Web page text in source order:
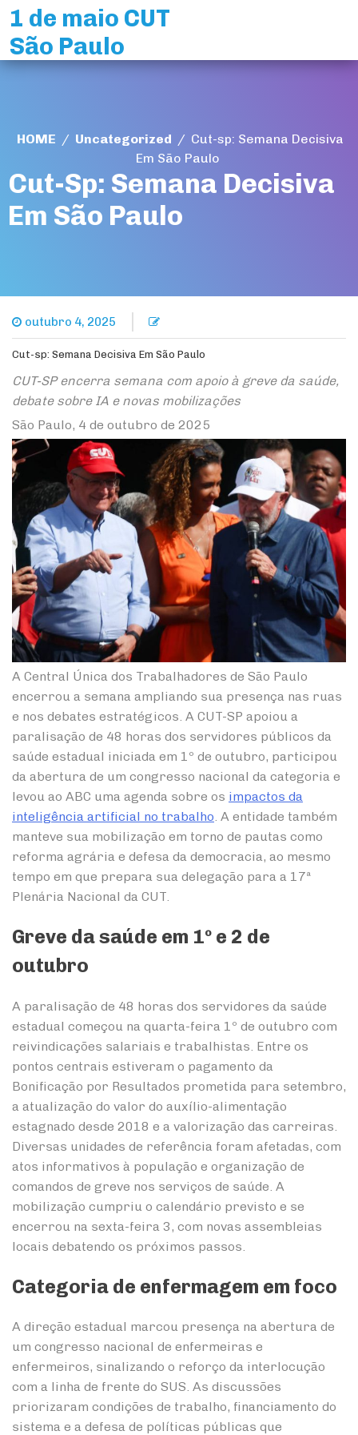
Skip
to
content
1 de maio CUT
São Paulo
HOME / Uncategorized / Cut-sp: Semana Decisiva
Em São Paulo
Cut-Sp: Semana Decisiva
Em São Paulo
outubro 4, 2025
Cut-sp: Semana Decisiva Em São Paulo
CUT-SP encerra semana com apoio à greve da saúde,
debate sobre IA e novas mobilizações
São Paulo, 4 de outubro de 2025
A Central Única dos Trabalhadores de São Paulo
encerrou a semana ampliando sua presença nas ruas
e nos debates estratégicos. A CUT-SP apoiou a
paralisação de 48 horas dos servidores públicos da
saúde estadual iniciada em 1º de outubro, participou
da abertura de um congresso nacional da categoria e
levou ao ABC uma agenda sobre os impactos da
inteligência artificial no trabalho. A entidade também
manteve sua mobilização em torno de pautas como
reforma agrária e defesa da democracia, ao mesmo
tempo em que prepara sua delegação para a 17ª
Plenária Nacional da CUT.
Greve da saúde em 1º e 2 de
outubro
A paralisação de 48 horas dos servidores da saúde
estadual começou na quarta-feira 1º de outubro com
reivindicações salariais e trabalhistas. Entre os
pontos centrais estiveram o pagamento da
Bonificação por Resultados prometida para setembro,
a atualização do valor do auxílio-alimentação
estagnado desde 2018 e a valorização das carreiras.
Diversas unidades de referência foram afetadas, com
atos informativos à população e organização de
comandos de greve nos serviços de saúde. A
mobilização cumpriu o calendário previsto e se
encerrou na sexta-feira 3, com novas assembleias
locais debatendo os próximos passos.
Categoria de enfermagem em foco
A direção estadual marcou presença na abertura de
um congresso nacional de enfermeiras e
enfermeiros, sinalizando o reforço da interlocução
com a linha de frente do SUS. As discussões
priorizaram condições de trabalho, financiamento do
sistema e a defesa de políticas públicas que